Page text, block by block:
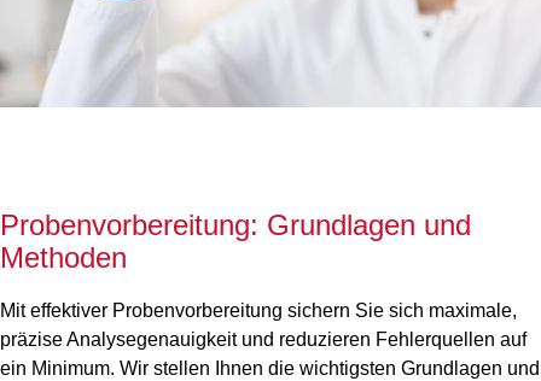
Probenvorbereitung: Grundlagen und
Methoden
Mit effektiver Probenvorbereitung sichern Sie sich maximale,
präzise Analysegenauigkeit und reduzieren Fehlerquellen auf
ein Minimum. Wir stellen Ihnen die wichtigsten Grundlagen und